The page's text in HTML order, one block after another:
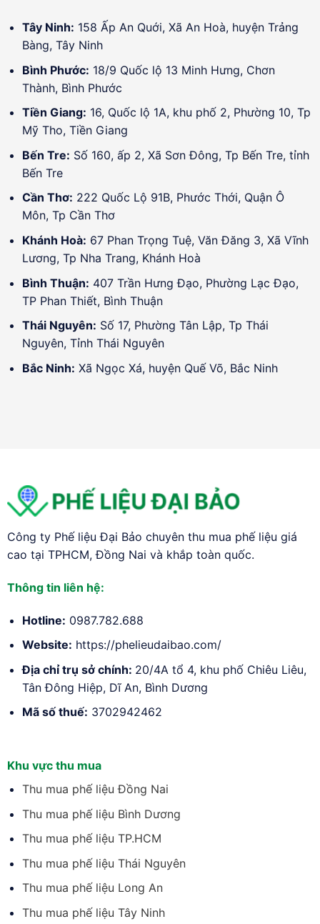
Tây Ninh: 158 Ấp An Quới, Xã An Hoà, huyện Trảng
Bàng, Tây Ninh
Bình Phước: 18/9 Quốc lộ 13 Minh Hưng, Chơn
Thành, Bình Phước
Tiền Giang: 16, Quốc lộ 1A, khu phố 2, Phường 10, Tp
Mỹ Tho, Tiền Giang
Bến Tre: Số 160, ấp 2, Xã Sơn Đông, Tp Bến Tre, tỉnh
Bến Tre
Cần Thơ: 222 Quốc Lộ 91B, Phước Thới, Quận Ô
Môn, Tp Cần Thơ
Khánh Hoà: 67 Phan Trọng Tuệ, Văn Đăng 3, Xã Vĩnh
Lương, Tp Nha Trang, Khánh Hoà
Bình Thuận: 407 Trần Hưng Đạo, Phường Lạc Đạo,
TP Phan Thiết, Bình Thuận
Thái Nguyên: Số 17, Phường Tân Lập, Tp Thái
Nguyên, Tỉnh Thái Nguyên
Bắc Ninh: Xã Ngọc Xá, huyện Quế Võ, Bắc Ninh
Công ty Phế liệu Đại Bảo chuyên thu mua phế liệu giá
cao tại TPHCM, Đồng Nai và khắp toàn quốc.
Thông tin liên hệ:
Hotline: 0987.782.688
Website: https://phelieudaibao.com/
Địa chỉ trụ sở chính: 20/4A tổ 4, khu phố Chiêu Liêu,
Tân Đông Hiệp, Dĩ An, Bình Dương
Mã số thuế: 3702942462
Khu vực thu mua
Thu mua phế liệu Đồng Nai
Thu mua phế liệu Bình Dương
Thu mua phế liệu TP.HCM
Thu mua phế liệu Thái Nguyên
Thu mua phế liệu Long An
Thu mua phế liệu Tây Ninh